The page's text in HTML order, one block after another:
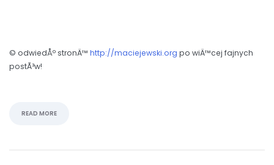
© odwiedÅº stronÄ™ http://maciejewski.org po wiÄ™cej fajnych
postÃ³w!
READ MORE